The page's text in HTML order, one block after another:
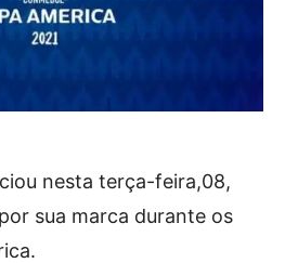
nesta terça-feira,08,
sua marca durante os